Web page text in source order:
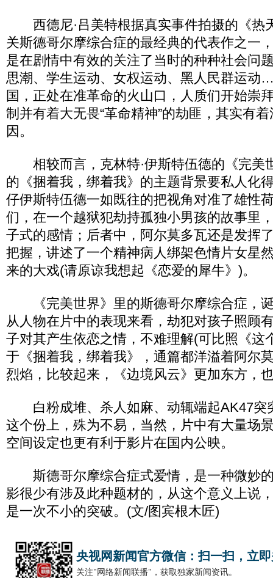
西德尼·吕美特根据真实事件拍摄的《热
关斯德哥尔摩综合症的最经典的代表作之一
是在剧情中有效的关注了当时的种种社会
思潮、学生运动、女权运动、黑人民群运
国，正处在准革命的火山口，人质们开始崇
制并有着大无畏“革命精神”的劫匪，其实有
因。
相较而言，克林特·伊斯特伍德的《完美
的《捆着我，绑着我》的主题背景要私人化
仔伊斯特伍德一如既往的把视角对准了雄性
们，在一个越狱犯劫持孤独小男孩的故事里
子式的感情；后者中，阿尔莫多瓦还是发挥
把握，讲述了一个精神病人绑架色情片女星
来的大戏(请原谅我想起《恋爱的犀牛》)。
《完美世界》里的斯德哥尔摩综合症，
从人物在片中的表现来看，劫犯对孩子照顾
子对其产生依恋之情，不难理解(可比照《这
于《捆着我，绑着我》，通篇都洋溢着阿尔
烈焰，比较起来，《边境风云》更加东方，
白粉成堆、杀人如麻、动辄端起AK47突
这个份上，殊为不易，当然，片中有大量场
空间设定也更有利于影片在国内公映。
斯德哥尔摩综合症式爱情，是一种微妙
影很少有涉及此种题材的，从这个意义上说
是一次不小的突破。(文/图宾根木匠)
央视网新闻官方微信：扫一扫，立
关注"网络新闻联播"，获取独家新闻资讯。